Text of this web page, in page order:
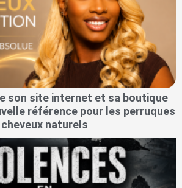
son site internet et sa boutique
référence pour les perruques
naturels